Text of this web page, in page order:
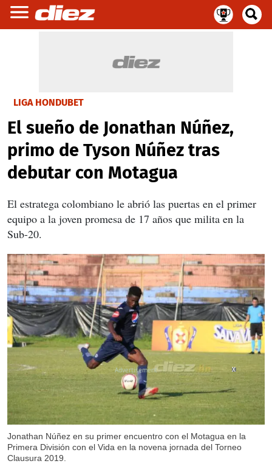
LIGA HONDUBET
El sueño de Jonathan Núñez,
primo de Tyson Núñez tras
debutar con Motagua
El estratega colombiano le abrió las puertas en el primer
equipo a la joven promesa de 17 años que milita en la
Sub-20.
Jonathan Núñez en su primer encuentro con el Motagua en la
Primera División con el Vida en la novena jornada del Torneo
Clausura 2019.
X
X